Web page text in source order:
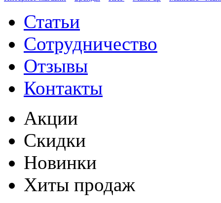
Статьи
Сотрудничество
Отзывы
Контакты
Акции
Скидки
Новинки
Хиты продаж